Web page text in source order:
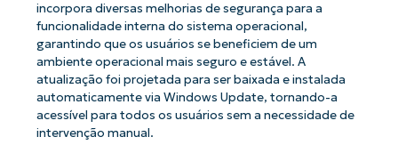
incorpora diversas melhorias de segurança para a
funcionalidade interna do sistema operacional,
garantindo que os usuários se beneficiem de um
ambiente operacional mais seguro e estável. A
atualização foi projetada para ser baixada e instalada
automaticamente via Windows Update, tornando-a
acessível para todos os usuários sem a necessidade de
intervenção manual.